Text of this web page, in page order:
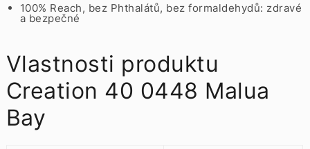
100% Reach, bez Phthalátů, bez formaldehydů: zdravé
a bezpečné
Vlastnosti produktu
Creation 40 0448 Malua
Bay